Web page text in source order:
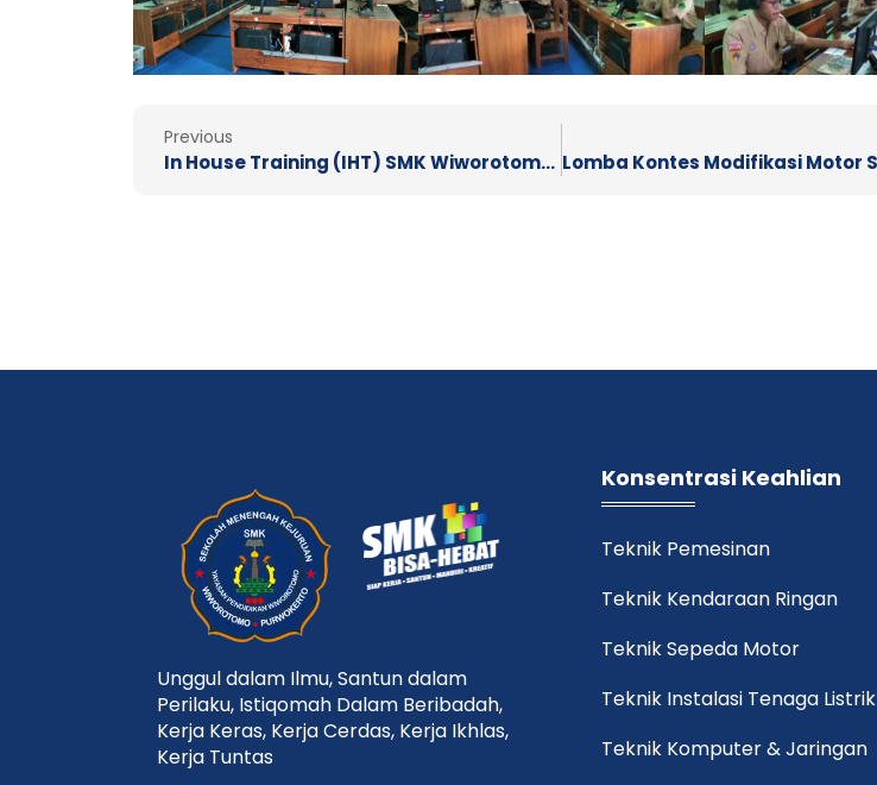
Prev
Previous
In House Training (IHT) SMK Wiworotomo 12-24 Juni 2023
Unggul dalam Ilmu, Santun dalam
Perilaku, Istiqomah Dalam Beribadah,
Kerja Keras, Kerja Cerdas, Kerja Ikhlas,
Kerja Tuntas
Konsentrasi Keahlian
Teknik Pemesinan
Teknik Kendaraan Ringan
Teknik Sepeda Motor
Teknik Instalasi Tenaga Listrik
Teknik Komputer & Jaringan